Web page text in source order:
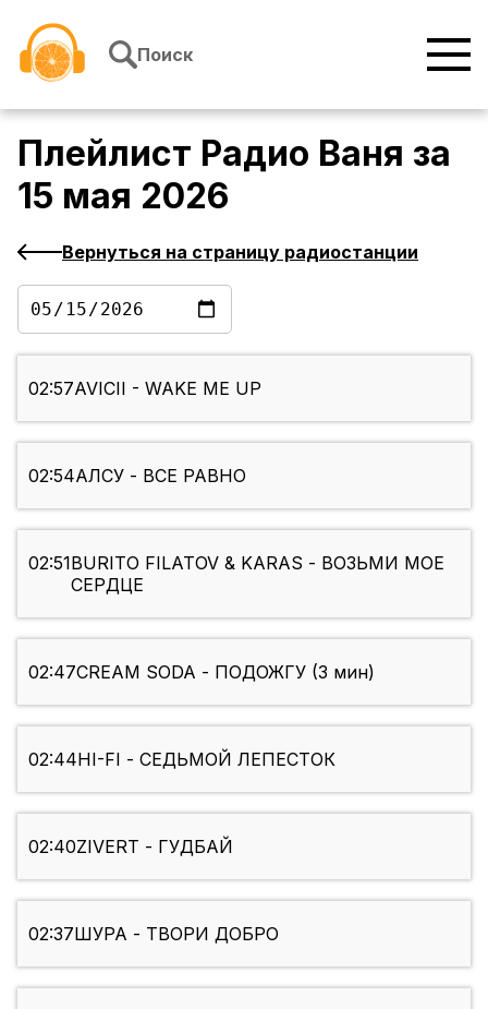
Поиск
Плейлист Радио Ваня за
15 мая 2026
Вернуться на страницу радиостанции
02:57AVICII - WAKE ME UP
02:54АЛСУ - ВСЕ РАВНО
02:51BURITO FILATOV & KARAS - ВОЗЬМИ МОЕ
СЕРДЦЕ
02:47CREAM SODA - ПОДОЖГУ (3 мин)
02:44HI-FI - СЕДЬМОЙ ЛЕПЕСТОК
02:40ZIVERT - ГУДБАЙ
02:37ШУРА - ТВОРИ ДОБРО